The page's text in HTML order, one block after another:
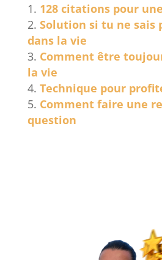
128 citations pour
Solution si tu ne sais
dans la vie
Comment être
la vie
Technique pour
Comment faire une
question